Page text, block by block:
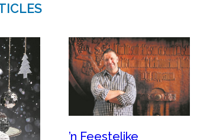
’n Feestelike